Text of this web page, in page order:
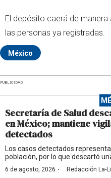
El depósito caerá de
las personas ya registradas.
México
PUBLICIDAD
Secretaría de Salud
en México; mantiene
detectados
Los casos detectados
población, por lo que descartó
6 de agosto, 2026 · Redacción La-